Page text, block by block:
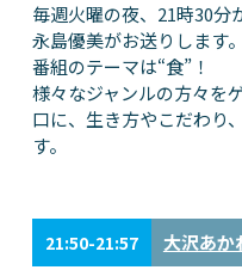
毎週火曜の夜、21時30分
永島優美がお送りします。
番組のテーマは“食”！
様々なジャンルの方々を
口に、生き方やこだわり
す。
21:50-21:57 大沢あか